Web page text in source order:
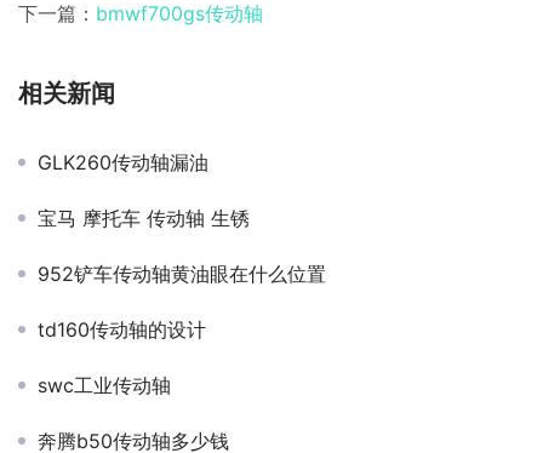
下一篇： bmwf700gs传动轴
相关新闻
GLK260传动轴漏油
宝马 摩托车 传动轴 生锈
952铲车传动轴黄油眼在什么位置
td160传动轴的设计
swc工业传动轴
奔腾b50传动轴多少钱